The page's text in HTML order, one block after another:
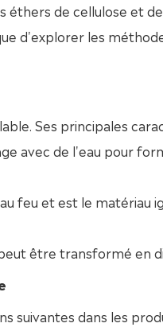
éthers de cellulose et
d'explorer les
Ses principales
avec de l'eau pour
feu et est le matériau
être transformé en
dans les